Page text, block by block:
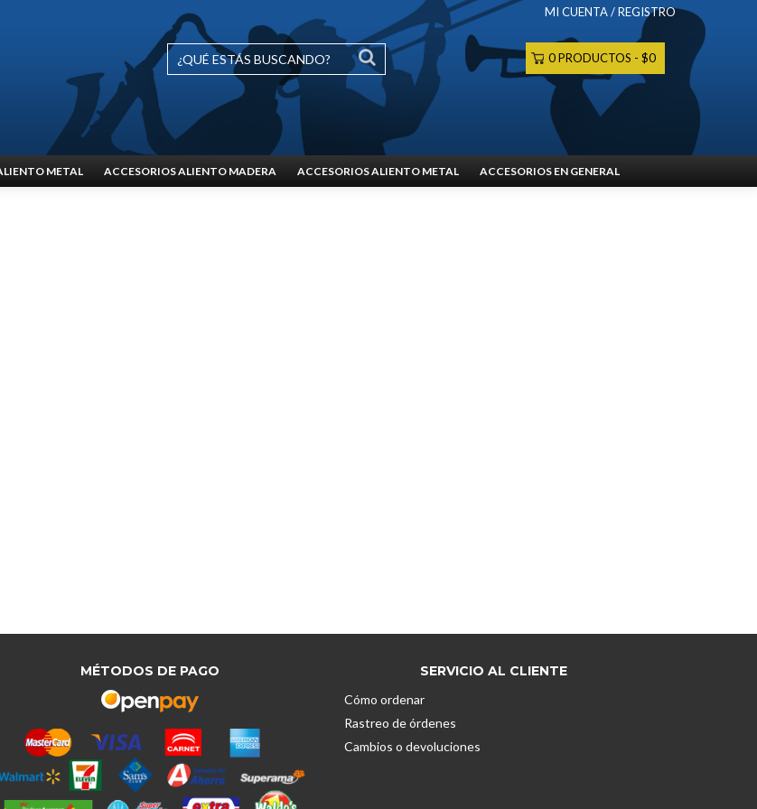
MI CUENTA / REGISTRO
0 PRODUCTOS $0
METAL ACCESORIOS ALIENTO MADERA ACCESORIOS ALIENTO METAL ACCESORIOS EN GENERAL
MÉTODOS DE PAGO SERVICIO AL CLIENTE
Cómo ordenar
Rastreo de órdenes
Cambios o devoluciones